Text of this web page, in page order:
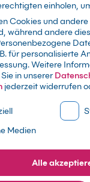
Suchen
einholen,
Cookies und
während andere
für personalisierte
Weitere
in unserer
jederzeit widerrufen
Liste der
Medien
Alle